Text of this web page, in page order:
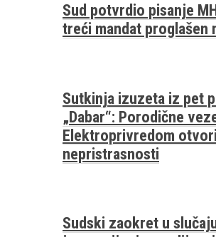
Sud potvrdio pisanje
treći mandat proglašen
Sutkinja izuzeta iz pet
„Dabar“: Porodične
Elektroprivredom
nepristrasnosti
Sudski zaokret u